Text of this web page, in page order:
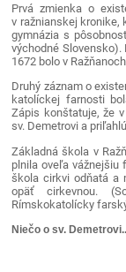
Prvá zmienka o
v ražnianskej kronike,
gymnázia s
východné Slovensko).
1672 bolo v
Druhý záznam o
katolíckej farnosti
Zápis konštatuje, že
sv. Demetrovi a
Základná škola v
plnila oveľa vážnejšiu
škola cirkvi odňatá a
opäť cirkevnou.
Rímskokatolícky
Niečo o sv.